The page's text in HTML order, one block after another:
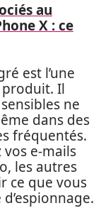
au
X : ce
est l’une
produit. Il
ne
dans des
fréquentés.
vos e-mails
les autres
ce que vous